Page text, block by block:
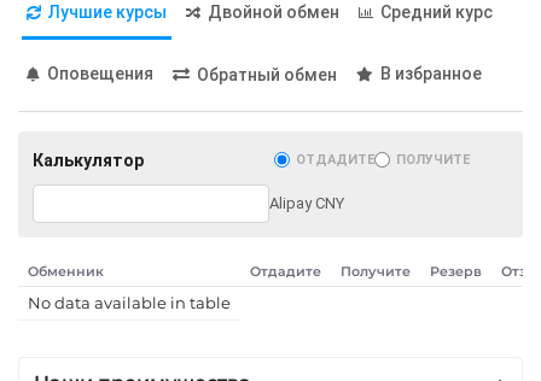
ERC20 TRC20
BEP20
ARB
AVAXC
OP
TON
NEAR
Tether Gold (XAUt)
Tornado Cash (TORN)
GEL
МТС Банк RUB
Почта Банк RUB
Лучшие курсы Двойной обмен Средний курс
Оповещения Обратный обмен В избранное
Калькулятор ОТДАДИТЕ ПОЛУЧИТЕ
Alipay CNY
Обменник Отдадите Получите Резерв
No data available in table